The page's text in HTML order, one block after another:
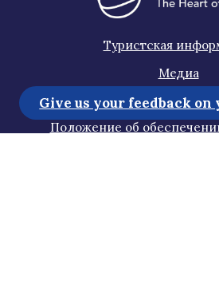
Туристская
Медиа
Устойчивое
Положение об
Give us your feedback